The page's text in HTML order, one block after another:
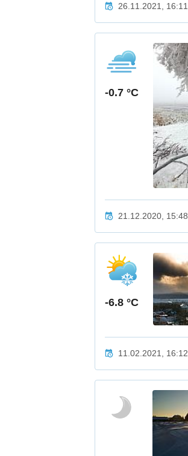
26.11.2021, 16:11
-0.7 °C
21.12.2020, 15:48
-6.8 °C
11.02.2021, 16:12